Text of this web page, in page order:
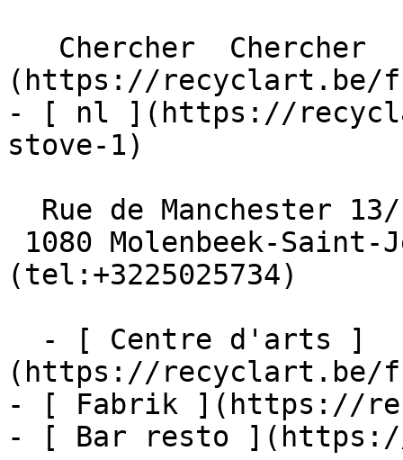
(https://recyclart.be/
- [ nl ](https://
stove-1)
(tel:+3225025734)
(https://recyclart.be/
- [ Fabrik ](https://
- [ Bar resto